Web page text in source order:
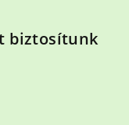
biztosítunk